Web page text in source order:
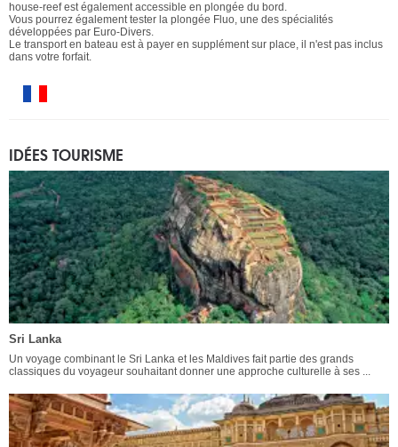
house-reef est également accessible en plongée du bord.
Vous pourrez également tester la plongée Fluo, une des spécialités
développées par Euro-Divers.
Le transport en bateau est à payer en supplément sur place, il n'est pas inclus
dans votre forfait.
IDÉES TOURISME
Sri Lanka
Un voyage combinant le Sri Lanka et les Maldives fait partie des grands
classiques du voyageur souhaitant donner une approche culturelle à ses ...